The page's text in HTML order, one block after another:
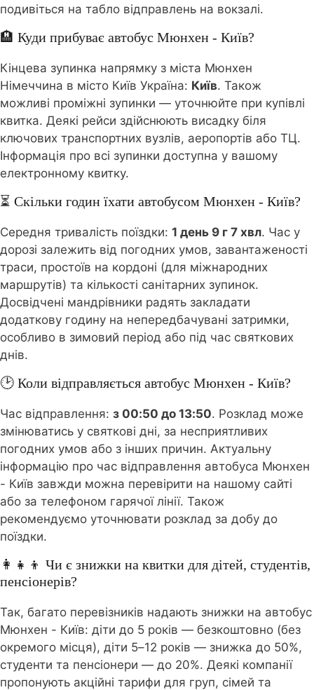
подивіться на табло відправлень на вокзалі.
🏨 Куди прибуває автобус Мюнхен - Київ?
Кінцева зупинка напрямку з міста Мюнхен
Німеччина в місто Київ Україна: Київ. Також
можливі проміжні зупинки — уточнюйте при купівлі
квитка. Деякі рейси здійснюють висадку біля
ключових транспортних вузлів, аеропортів або ТЦ.
Інформація про всі зупинки доступна у вашому
електронному квитку.
⏳ Скільки годин їхати автобусом Мюнхен - Київ?
Середня тривалість поїздки: 1 день 9 г 7 хвл. Час у
дорозі залежить від погодних умов, завантаженості
траси, простоїв на кордоні (для міжнародних
маршрутів) та кількості санітарних зупинок.
Досвідчені мандрівники радять закладати
додаткову годину на непередбачувані затримки,
особливо в зимовий період або під час святкових
днів.
🕑 Коли відправляється автобус Мюнхен - Київ?
Час відправлення: з 00:50 до 13:50. Розклад може
змінюватись у святкові дні, за несприятливих
погодних умов або з інших причин. Актуальну
інформацію про час відправлення автобуса Мюнхен
- Київ завжди можна перевірити на нашому сайті
або за телефоном гарячої лінії. Також
рекомендуємо уточнювати розклад за добу до
поїздки.
👩‍👧‍👦 Чи є знижки на квитки для дітей, студентів,
пенсіонерів?
Так, багато перевізників надають знижки на автобус
Мюнхен - Київ: діти до 5 років — безкоштовно (без
окремого місця), діти 5–12 років — знижка до 50%,
студенти та пенсіонери — до 20%. Деякі компанії
пропонують акційні тарифи для груп, сімей та